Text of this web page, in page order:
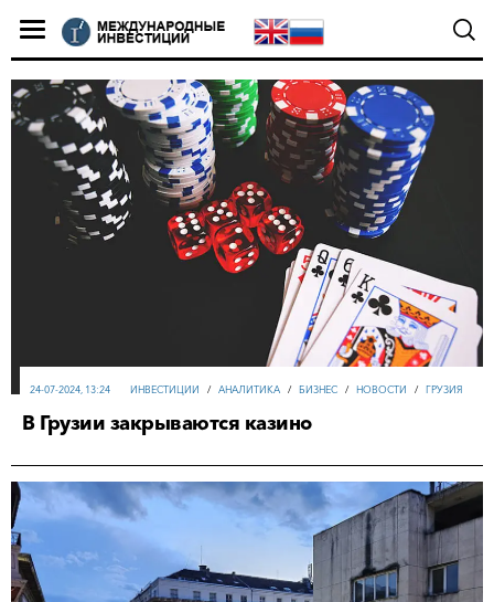
ИНВЕСТИЦИИ / АНАЛИТИКА / БИЗНЕС / НОВОСТИ / ГРУЗИЯ
24-07-2024, 13:24
В Грузии закрываются казино